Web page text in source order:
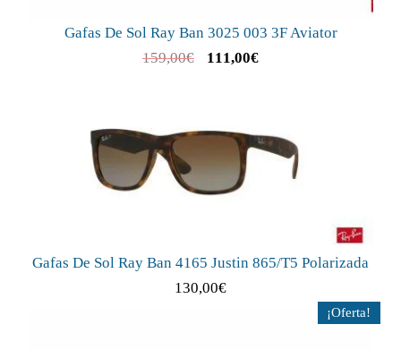
Gafas De Sol Ray Ban 3025 003 3F Aviator
159,00€ 111,00€
Gafas De Sol Ray Ban 4165 Justin 865/T5 Polarizada
130,00€
¡Oferta!